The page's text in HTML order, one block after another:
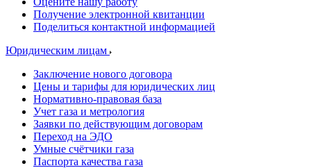
Получение электронной квитанции
Поделиться контактной информацией
Юридическим лицам
Заключение нового договора
Цены и тарифы для юридических лиц
Нормативно-правовая база
Учет газа и метрология
Заявки по действующим договорам
Переход на ЭДО
Умные счётчики газа
Паспорта качества газа